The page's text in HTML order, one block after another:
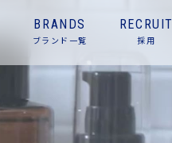
BRANDS
ブランド一覧
RECRUIT
採用